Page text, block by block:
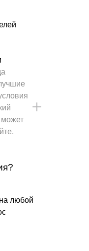
может
любой